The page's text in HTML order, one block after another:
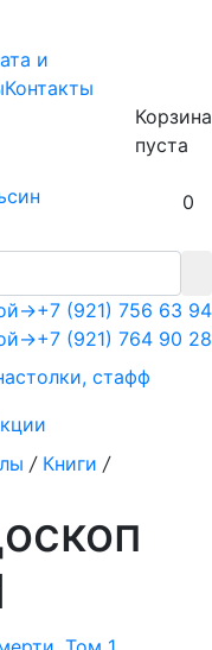
и
Контакты
Корзина
пуста
0
+7 (921) 756 63 94
+7 (921) 764 90 28
→
→
стафф
/ Книги /